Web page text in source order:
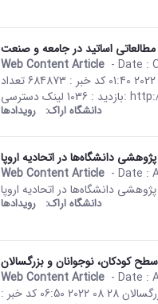
اساتید در جامعه و صنعت
Web Content Article
This
- Date :
صفحه اصلی جزئیات خبر انتقال تجربه اساتید فرصت مطالعاتی اساتید در جامعه و صنعت 03 10 2022 01:40 کد خبر : 684873 تعداد
دانشگاه اراک: رویدادها
پژوهشی دانشگاه‌ها در اتحادیه اروپا
Web Content Article
This
- Date :
پژوهشی دانشگاه‌ها در اتحادیه اروپا
دانشگاه اراک: رویدادها
کودکان، نوجوانان و بزرگسالان
Web Content Article
This
- Date :
صفحه اصلی جزئیات خبر کارگاه های داستان نویسی در سه سطح کودکان، نوجوانان و بزرگسالان 28 08 2022 06:50 کد خبر :